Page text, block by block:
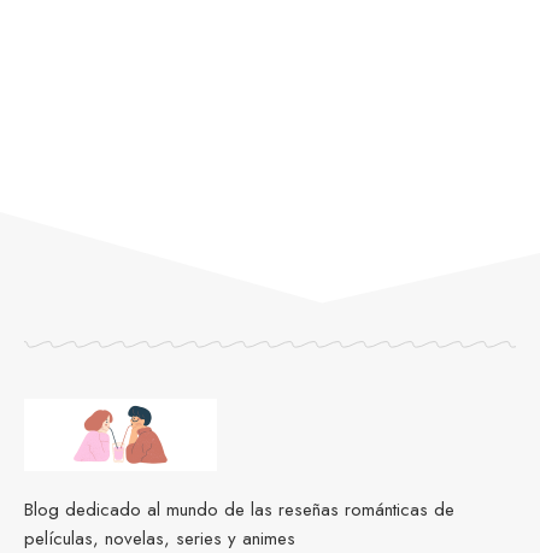
Blog dedicado al mundo de las reseñas románticas de
películas, novelas, series y animes